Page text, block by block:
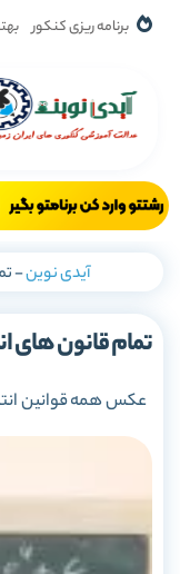
برنامه ریزی کنکور
آیدی نوین-
تمام قانون
عکس همه قوانین